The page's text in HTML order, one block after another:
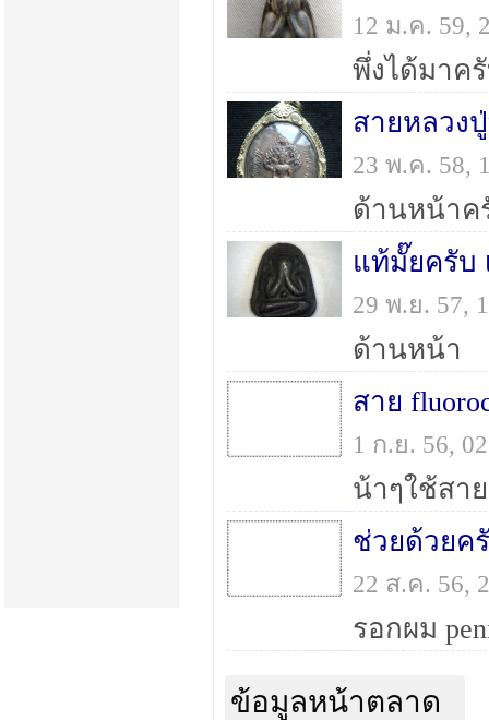
12 ม.ค. 59,
สายหลวง
23 พ.ค. 58,
ด้านหน้าค
แท้มั๊ยครับ
29 พ.ย. 57,
ด้านหน้า
สาย
1 ก.ย. 56,
ช่วยด้วยค
22 ส.ค. 56,
ข้อมูลหน้าตลาด